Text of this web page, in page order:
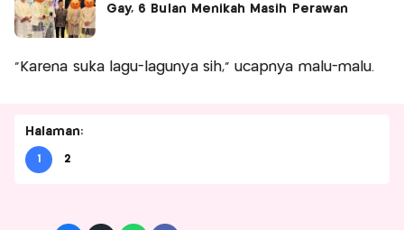
Gay, 6 Bulan Menikah Masih Perawan
“Karena suka lagu-lagunya sih,” ucapnya malu-malu.
Halaman:
1 2